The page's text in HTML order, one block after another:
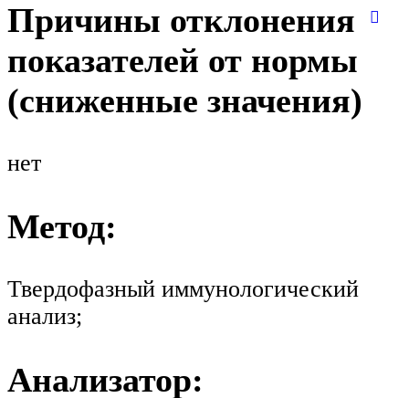
Причины отклонения
показателей от нормы
(сниженные значения)
нет
Метод:
Твердофазный иммунологический
анализ;
Анализатор: